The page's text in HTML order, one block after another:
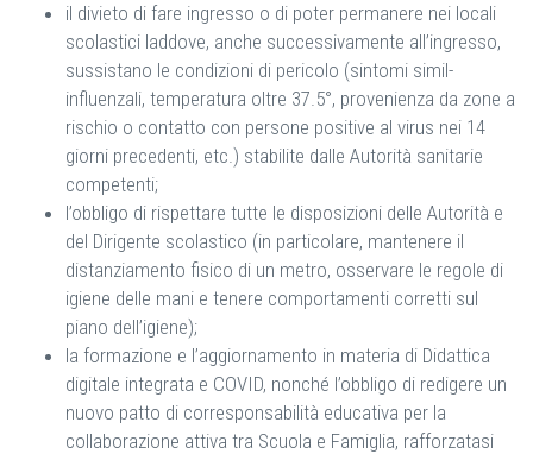
il divieto di fare ingresso o di poter permanere nei locali
scolastici laddove, anche successivamente all’ingresso,
sussistano le condizioni di pericolo (sintomi simil-
influenzali, temperatura oltre 37.5°, provenienza da zone a
rischio o contatto con persone positive al virus nei 14
giorni precedenti, etc.) stabilite dalle Autorità sanitarie
competenti;
l’obbligo di rispettare tutte le disposizioni delle Autorità e
del Dirigente scolastico (in particolare, mantenere il
distanziamento fisico di un metro, osservare le regole di
igiene delle mani e tenere comportamenti corretti sul
piano dell’igiene);
la formazione e l’aggiornamento in materia di Didattica
digitale integrata e COVID, nonché l’obbligo di redigere un
nuovo patto di corresponsabilità educativa per la
collaborazione attiva tra Scuola e Famiglia, rafforzatasi